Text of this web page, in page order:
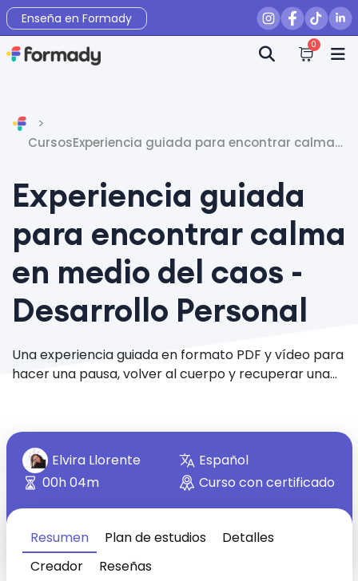
Enseña en Formady
0
Inicio
CursosExperiencia guiada para encontrar calma
Experiencia guiada
para encontrar calma
en medio del caos -
Desarrollo Personal
Una experiencia guiada en formato PDF y vídeo para
hacer una pausa, volver al cuerpo y recuperar una
Elvira Llorente
Español
00h 04m
Curso con certificado
Resumen Plan de estudios
Detalles
Creador
Reseñas